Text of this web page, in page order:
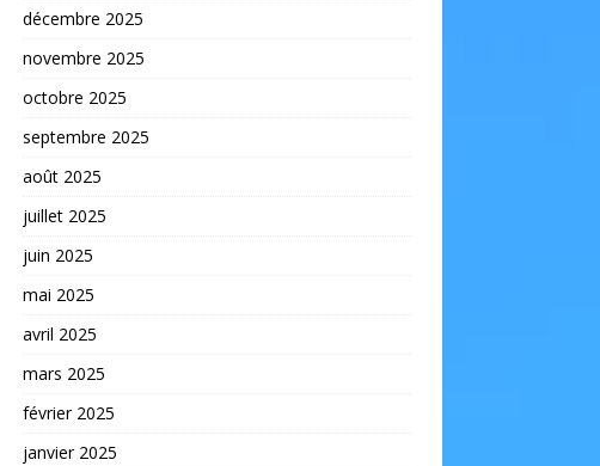
décembre 2025
novembre 2025
octobre 2025
septembre 2025
août 2025
juillet 2025
juin 2025
mai 2025
avril 2025
mars 2025
février 2025
janvier 2025